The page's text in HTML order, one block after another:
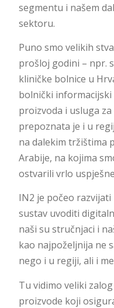
segmentu i našem
sektoru.
Puno smo velikih
prošloj godini – npr.
kliničke bolnice u
bolnički informacijski
proizvoda i usluga
prepoznata je i u
na dalekim tržištima
Arabije, na kojima
ostvarili vrlo
IN2 je počeo
sustav uvoditi
naši su stručnjaci i
kao najpoželjnija ne
nego i u regiji, ali i
Tu vidimo veliki
proizvode koji